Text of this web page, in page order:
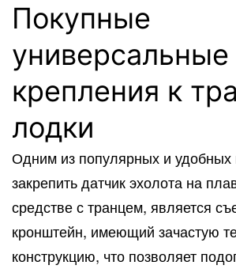
Покупные
универсальные
крепления к
лодки
Одним из популярных и удобных
закрепить датчик эхолота на
средстве с транцем, является
кронштейн, имеющий зачастую
конструкцию, что позволяет